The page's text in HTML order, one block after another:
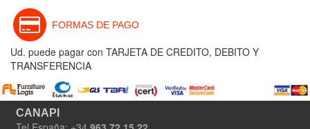
FORMAS DE PAGO
Ud. puede pagar con TARJETA DE CREDITO, DEBITO Y
TRANSFERENCIA
CANAPI